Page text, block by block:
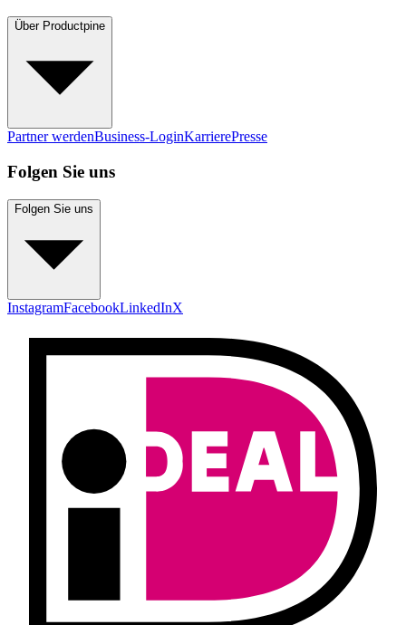
Über Productpine
Partner werdenBusiness-LoginKarrierePresse
Folgen Sie uns
Folgen Sie uns
InstagramFacebookLinkedInX